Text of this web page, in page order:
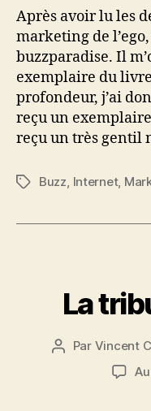
Après avoir lu les
marketing de
buzzparadise. Il
exemplaire du
profondeur, j’ai
reçu un
reçu un très gentil
Étiquettes
Buzz Internet,
La
Auteur
Par Vincent